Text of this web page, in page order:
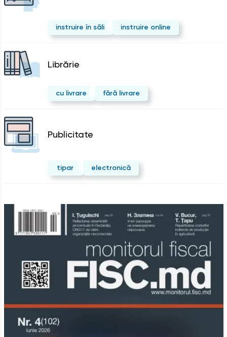
instruire în săli instruire online
Librărie
cu livrare fără livrare
Publicitate
tipar electronică